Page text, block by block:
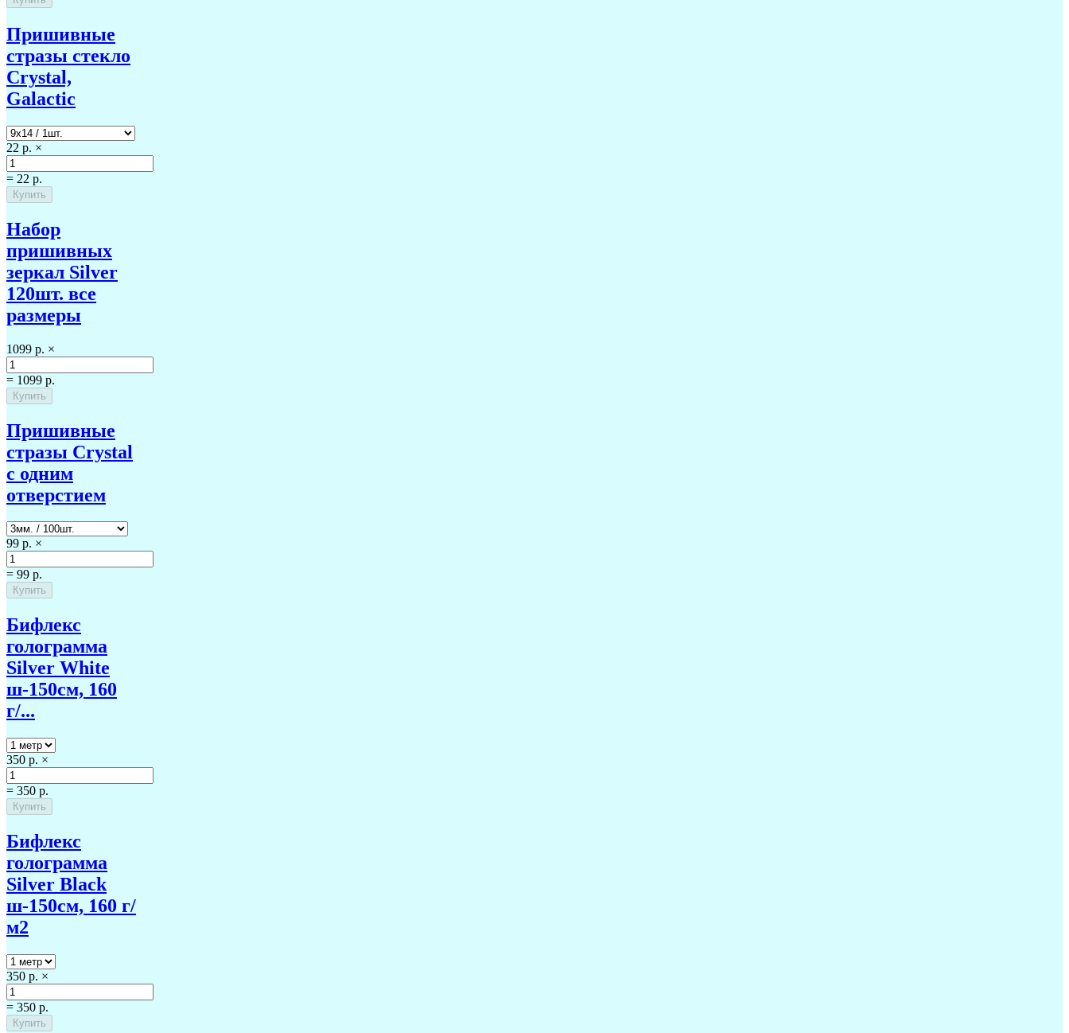
Пришивные
стразы стекло
Crystal,
Galactic
22 р. ×
= 22 р.
Набор
пришивных
зеркал Silver
120шт. все
размеры
1099 р. ×
= 1099 р.
Пришивные
стразы Crystal
с одним
отверстием
99 р. ×
= 99 р.
Бифлекс
голограмма
Silver White
ш-150см, 160
г/...
350 р. ×
= 350 р.
Бифлекс
голограмма
Silver Black
ш-150см, 160 г/
м2
350 р. ×
= 350 р.